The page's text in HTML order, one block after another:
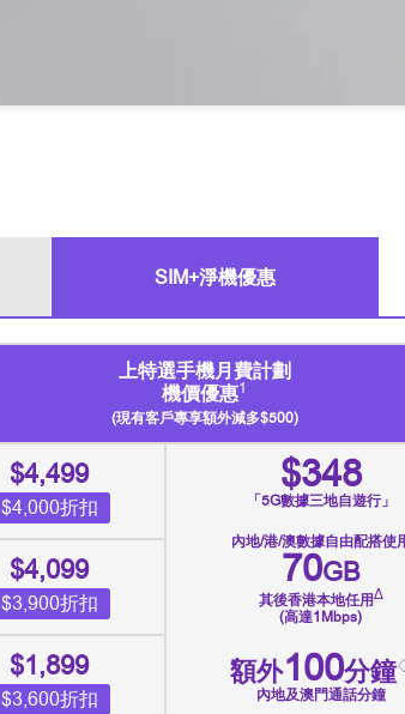
SIM+淨機優惠
上特選手機月費計劃
機價優惠1
(現有客戶專享額外減多$500)
$4,499
$4,000折扣
$348
「5G數據三地自遊行」
內地/港/澳數據自由配搭使
70GB
其後香港本地任用∆
(高達1Mbps)
額外100分鐘
內地及澳門通話分鐘
$4,099
$3,900折扣
$1,899
$3,600折扣